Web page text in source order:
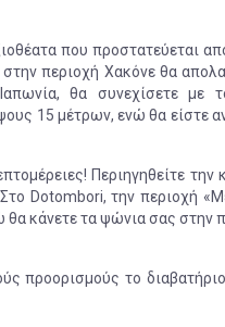
που προστατεύεται
περιοχή Χακόνε θα
θα συνεχίσετε με
15 μέτρων, ενώ θα είστε
Περιηγηθείτε
Dotombori, την περιοχή
κάνετε τα ψώνια σας στην
προορισμούς το